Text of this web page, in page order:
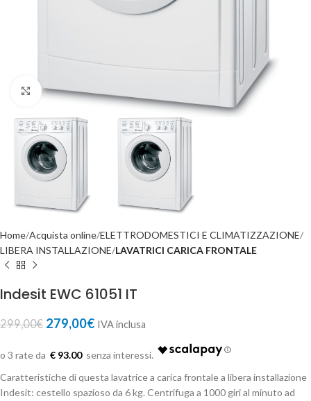
Click to enlarge
Home Acquista online ELETTRODOMESTICI E CLIMATIZZAZIONE
LIBERA INSTALLAZIONE LAVATRICI CARICA FRONTALE
Indesit EWC 61051 IT
299,00€ 279,00€ IVA inclusa
€ 93.00
Caratteristiche di questa lavatrice a carica frontale a libera installazione
Indesit: cestello spazioso da 6 kg. Centrifuga a 1000 giri al minuto ad